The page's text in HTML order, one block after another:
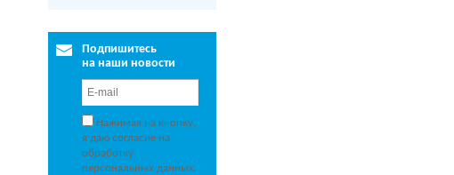
Подпишитесь
на наши новости
Нажимая на кнопку,
я даю согласие на
обработку
персональных данных.